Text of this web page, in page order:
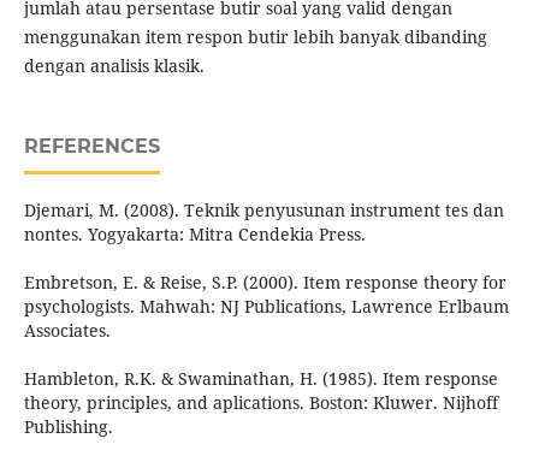
jumlah atau persentase butir soal yang valid dengan
menggunakan item respon butir lebih banyak dibanding
dengan analisis klasik.
REFERENCES
Djemari, M. (2008). Teknik penyusunan instrument tes dan
nontes. Yogyakarta: Mitra Cendekia Press.
Embretson, E. & Reise, S.P. (2000). Item response theory for
psychologists. Mahwah: NJ Publications, Lawrence Erlbaum
Associates.
Hambleton, R.K. & Swaminathan, H. (1985). Item response
theory, principles, and aplications. Boston: Kluwer. Nijhoff
Publishing.